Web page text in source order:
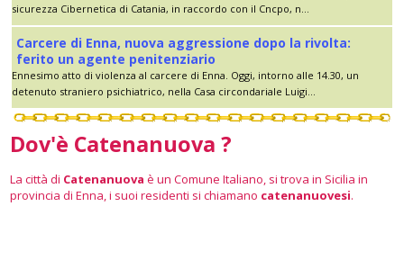
sicurezza Cibernetica di Catania, in raccordo con il Cncpo, n...
Carcere di Enna, nuova aggressione dopo la rivolta:
ferito un agente penitenziario
Ennesimo atto di violenza al carcere di Enna. Oggi, intorno alle 14.30, un
detenuto straniero psichiatrico, nella Casa circondariale Luigi...
Dov'è Catenanuova ?
La città di Catenanuova è un Comune Italiano, si trova in Sicilia in
provincia di Enna, i suoi residenti si chiamano catenanuovesi.